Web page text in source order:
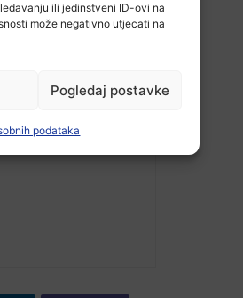
ili jedinstveni ID-ovi na
može negativno utjecati na
Pogledaj postavke
podataka